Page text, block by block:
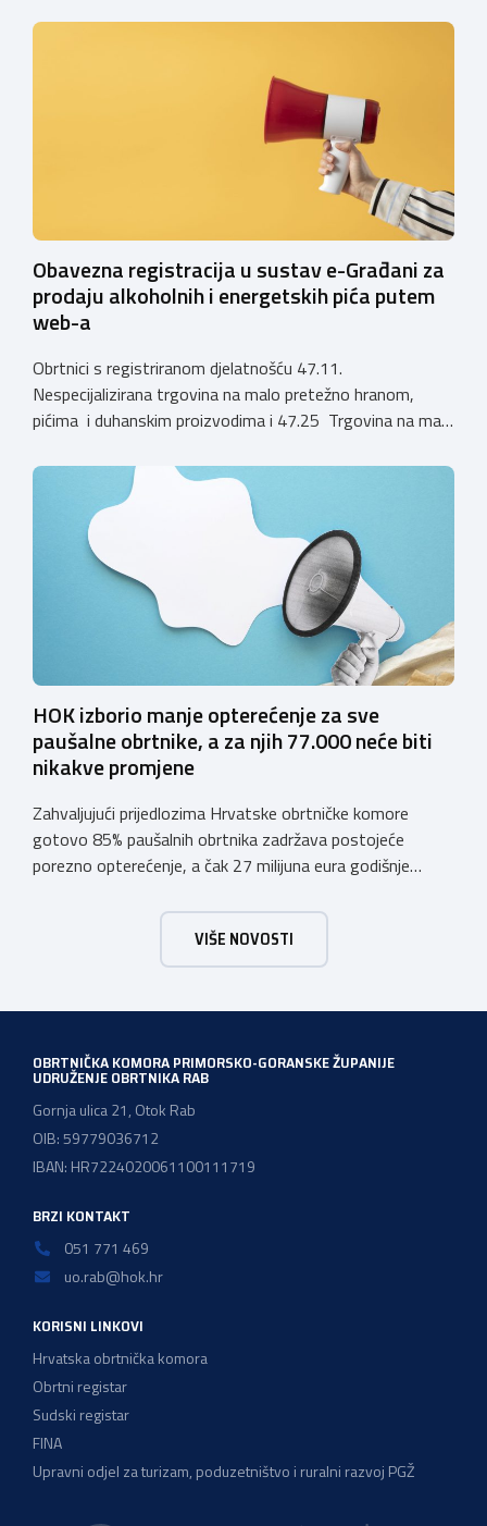
privremenih rješenja izdanih sukladno Zakonu o
1. siječnja 2025. godine više ne mogu podnositi novi
zahtjevi za izdavanje privremenih rješenja, dok već izdana
Obavezna registracija u sustav e-Građani za
prodaju alkoholnih i energetskih pića putem
web-a
Obrtnici s registriranom djelatnošću 47.11.
Nespecijalizirana trgovina na malo pretežno hranom,
pićima i duhanskim proizvodima i 47.25 Trgovina na malo
koja sadrže alkohol i energetska pića dužni su uskladiti
svoje poslovne procese i osigurati tehničko rješenje za
vjerodostojnu provjeru punoljetnosti kupca putem
sustava e-Građani ili putem mobilne […]
HOK izborio manje opterećenje za sve
paušalne obrtnike, a za njih 77.000 neće biti
nikakve promjene
Zahvaljujući prijedlozima Hrvatske obrtničke komore
gotovo 85% paušalnih obrtnika zadržava postojeće
porezno opterećenje, a čak 27 milijuna eura godišnje
komora pozdravlja odluku Vlade Republike Hrvatske da u
konačnom prijedlogu poreznih izmjena prihvati ključne
prijedloge HOK-a iznesene tijekom intenzivnog dijaloga s
VIŠE NOVOSTI
OBRTNIČKA KOMORA PRIMORSKO-GORANSKE ŽUPANIJE
UDRUŽENJE OBRTNIKA RAB
Gornja ulica 21, Otok Rab
OIB: 59779036712
IBAN: HR7224020061100111719
BRZI KONTAKT
051 771 469
uo.rab@hok.hr
KORISNI LINKOVI
Hrvatska obrtnička komora
Obrtni registar
Sudski registar
FINA
Upravni odjel za turizam, poduzetništvo i ruralni razvoj PGŽ